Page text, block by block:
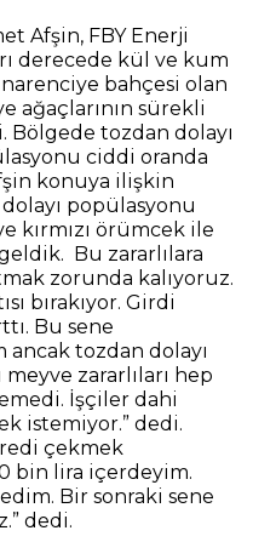
Afşin, FBY Enerji
derecede kül ve kum
bahçesi olan
ağaçlarının sürekli
tozdan dolayı
ciddi oranda
konuya ilişkin
dolayı popülasyonu
kırmızı örümcek ile
Bu zararlılara
zorunda kalıyoruz.
bırakıyor. Girdi
Bu sene
ancak tozdan dolayı
zararlıları hep
İşçiler dahi
istemiyor.” dedi.
çekmek
bin lira içerdeyim.
Bir sonraki sene
dedi.